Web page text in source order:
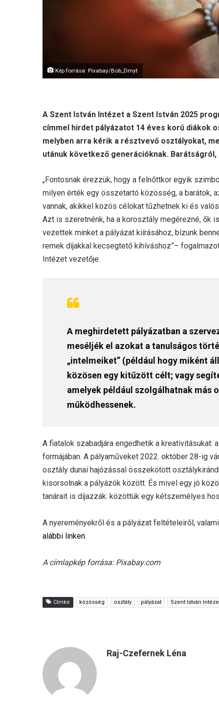
Kép forrása: Pixabay/Bob_Dmyt
A Szent István Intézet a Szent István 2025
címmel hirdet pályázatot 14 éves korú diákok
melyben arra kérik a résztvevő osztályokat,
utánuk következő generációknak.
„Fontosnak érezzük, hogy a felnőttkor egyik
milyen érték egy összetartó közösség, a barátok,
vannak, akikkel közös célokat tűzhetnek ki és
Azt is szeretnénk, ha a korosztály megérezné, ők
vezettek minket a pályázat kiírásához, bízunk
remek díjakkal kecsegtető kihíváshoz”–
Intézet vezetője.
A meghirdetett pályázatban a
meséljék el azokat a tanulságos
„intelmeiket” (például hogy miként
közösen egy kitűzött célt; vagy
amelyek például szolgálhatnak más
működhessenek.
A fiatalok szabadjára engedhetik a
formájában. A pályaműveket 2022. október 28-ig
osztály dunai hajózással összekötött
kisorsolnak a pályázók között. És mivel egy jó
tanárait is díjazzák: közöttük egy kétszemélyes
A nyereményekről és a pályázat feltételeiről,
alábbi linken.
A címlapkép forrása: Pixabay.com
Címke közösség osztály pályázat Szent István
Raj-Czefernek Léna